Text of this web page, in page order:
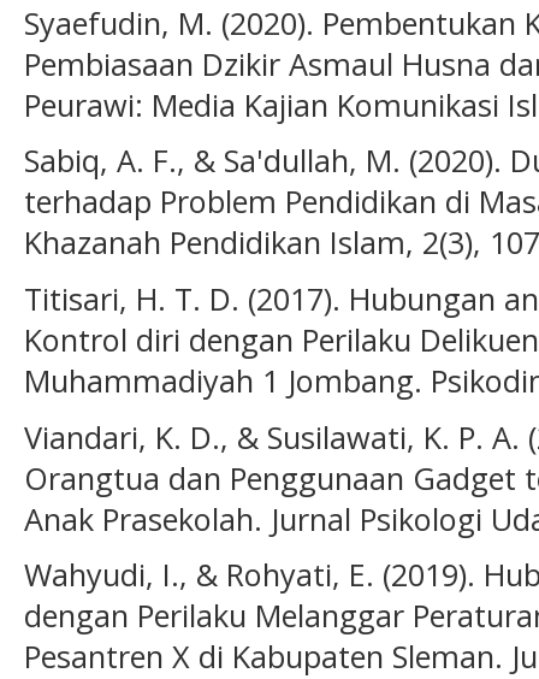
Syaefudin, M. (2020). Pembentukan
Pembiasaan Dzikir Asmaul Husna
Peurawi: Media Kajian Komunikasi
Sabiq, A. F., & Sa'dullah, M. (2020).
terhadap Problem Pendidikan di
Khazanah Pendidikan Islam, 2(3),
Titisari, H. T. D. (2017). Hubungan
Kontrol diri dengan Perilaku
Muhammadiyah 1 Jombang.
Viandari, K. D., & Susilawati, K. P. A.
Orangtua dan Penggunaan Gadget
Anak Prasekolah. Jurnal Psikologi
Wahyudi, I., & Rohyati, E. (2019).
dengan Perilaku Melanggar
Pesantren X di Kabupaten Sleman.